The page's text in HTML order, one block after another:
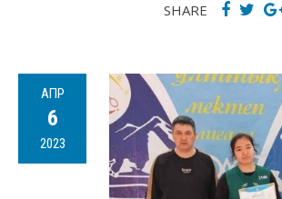
SHARE
АПР
6
2023